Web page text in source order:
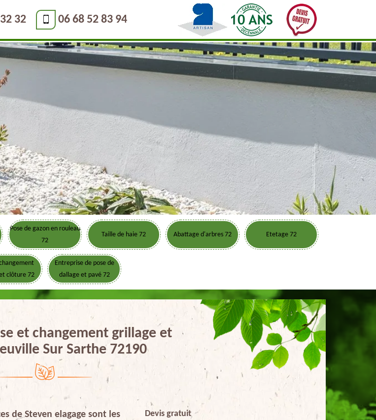
32 06 68 52 83 94
Pose de gazon en rouleau
72
Taille de haie 72 Abattage d'arbres 72 Etetage 72
clôture 72
Entreprise de pose de
dallage et pavé 72
et changement grillage et
Sur Sarthe 72190
de Steven elagage sont les
Devis gratuit